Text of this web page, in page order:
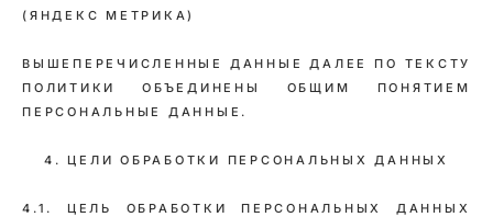
(ЯНДЕКС МЕТРИКА)
ВЫШЕПЕРЕЧИСЛЕННЫЕ ДАННЫЕ ДАЛЕЕ ПО ТЕКСТУ
ПОЛИТИКИ ОБЪЕДИНЕНЫ ОБЩИМ ПОНЯТИЕМ
ПЕРСОНАЛЬНЫЕ ДАННЫЕ.
4. ЦЕЛИ ОБРАБОТКИ ПЕРСОНАЛЬНЫХ ДАННЫХ
4.1. ЦЕЛЬ ОБРАБОТКИ ПЕРСОНАЛЬНЫХ ДАННЫХ